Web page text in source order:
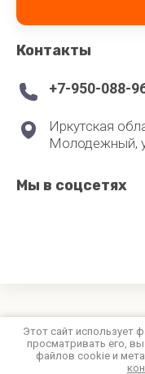
Контакты
+7-950-088-
Иркутская
Молодежный,
Мы в соцсетях
Этот сайт использует
просматривать его,
файлов cookie и